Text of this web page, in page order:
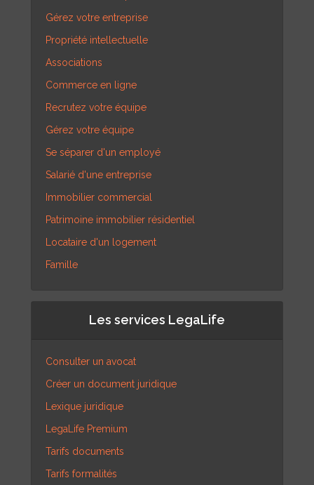
Gérez votre entreprise
Propriété intellectuelle
Associations
Commerce en ligne
Recrutez votre équipe
Gérez votre équipe
Se séparer d'un employé
Salarié d'une entreprise
Immobilier commercial
Patrimoine immobilier résidentiel
Locataire d'un logement
Famille
Les services LegaLife
Consulter un avocat
Créer un document juridique
Lexique juridique
LegaLife Premium
Tarifs documents
Tarifs formalités